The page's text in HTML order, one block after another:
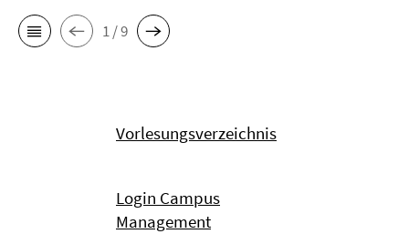
1 / 9
Vorlesungsverzeichnis
Login Campus
Management